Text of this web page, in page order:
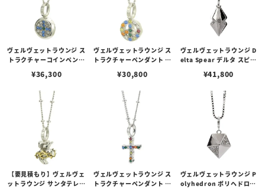
ヴェルヴェットラウンジ ス
トラクチャーコインペンダ
グ スワロフスキークリスタ
¥36,300
ヴェルヴェットラウンジ ス
トラクチャーペンダント ピ
グ マルチカラー スワロフ
¥30,800
ヴェルヴェットラウンジ D
elta Spear デルタ スピア
¥41,800
【要見積もり】ヴェルヴェ
ットラウンジ サンタテレサ
ヴェルヴェットラウンジ ス
トラクチャーペンダント ク
ヴェルヴェットラウンジ P
olyhedron ポリヘドロン